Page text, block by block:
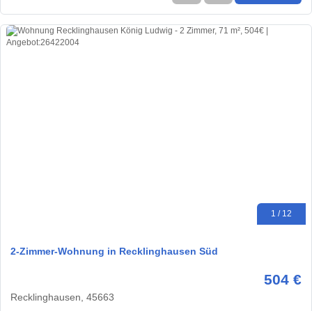
1 / 12
2-Zimmer-Wohnung in Recklinghausen Süd
504 €
Recklinghausen, 45663